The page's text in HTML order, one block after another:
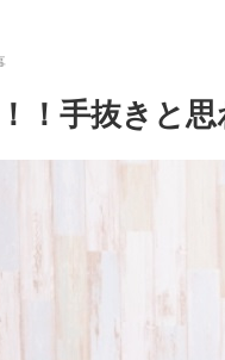
！手抜きと